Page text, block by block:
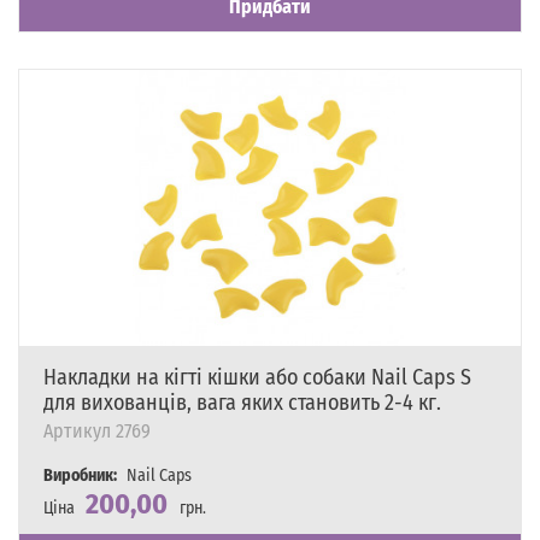
Придбати
Накладки на кігті кішки або собаки Nail Caps S
для вихованців, вага яких становить 2-4 кг.
Артикул 2769
Виробник: Nail Caps
Ціна 200,00
грн.
Наявність
Є в наявності